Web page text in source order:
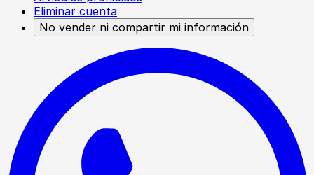
Eliminar cuenta
No vender ni compartir mi información